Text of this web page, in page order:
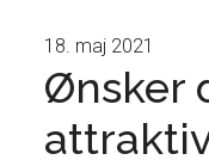
18. maj 2021
Ønsker